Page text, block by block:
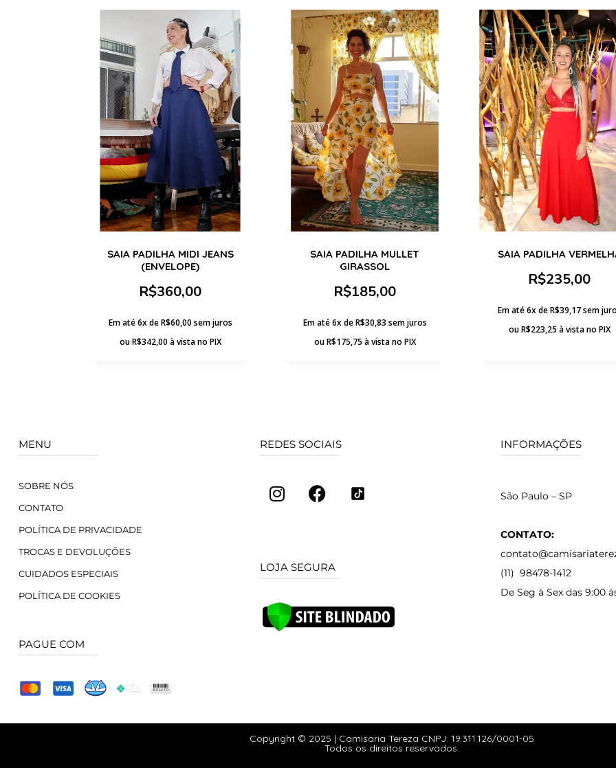
SAIA PADILHA MIDI JEANS
(ENVELOPE)
R$360,00
Em até 6x deR$60,00 sem juros
ou R$342,00 à vista no PIX
SAIA PADILHA MULLET
GIRASSOL
R$185,00
Em até 6x deR$30,83 sem juros
ou R$175,75 à vista no PIX
SAIA PADILHA
R$235,00
Em até 6x deR$39,17 sem
ou R$223,25 à vista no PIX
MENU
SOBRE NÓS
CONTATO
POLÍTICA DE PRIVACIDADE
TROCAS E DEVOLUÇÕES
CUIDADOS ESPECIAIS
POLÍTICA DE COOKIES
PAGUE COM
REDES SOCIAIS
LOJA SEGURA
INFORMAÇÕES
São Paulo – SP
CONTATO:
(11) 98478-1412
De Seg à Sex das 9:00
Copyright © 2025 | Camisaria Tereza CNPJ: 19.311.126/0001-05
Todos os direitos reservados.